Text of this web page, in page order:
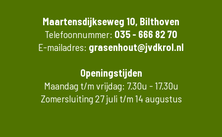
Maartensdijkseweg 10, Bilthoven
Telefoonnummer: 035 - 666 82 70
E-mailadres: grasenhout@jvdkrol.nl
Openingstijden
Maandag t/m vrijdag: 7.30u - 17.30u
Zomersluiting 27 juli t/m 14 augustus